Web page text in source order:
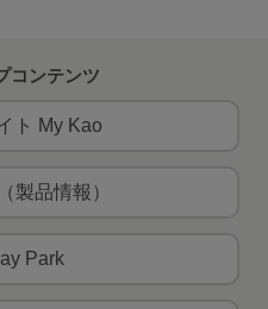
コンテンツ
ト My Kao
製品情報）
Park